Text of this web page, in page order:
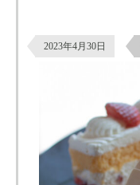
2023年4月30日